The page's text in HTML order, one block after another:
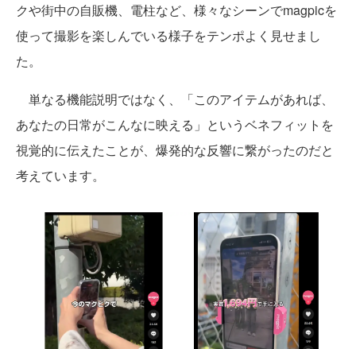
クや街中の自販機、電柱など、様々なシーンでmagpicを
使って撮影を楽しんでいる様子をテンポよく見せまし
た。
単なる機能説明ではなく、「このアイテムがあれば、
あなたの日常がこんなに映える」というベネフィットを
視覚的に伝えたことが、爆発的な反響に繋がったのだと
考えています。